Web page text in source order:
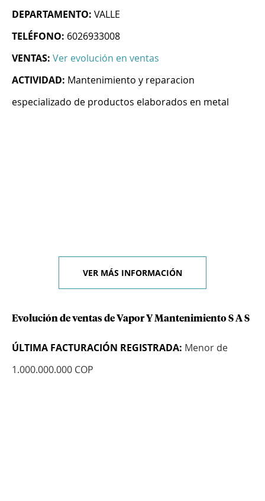
DEPARTAMENTO: VALLE
TELÉFONO: 6026933008
VENTAS: Ver evolución en ventas
ACTIVIDAD: Mantenimiento y reparacion
especializado de productos elaborados en metal
VER MÁS INFORMACIÓN
Evolución de ventas de Vapor Y Mantenimiento S A S
ÚLTIMA FACTURACIÓN REGISTRADA: Menor de
1.000.000.000 COP